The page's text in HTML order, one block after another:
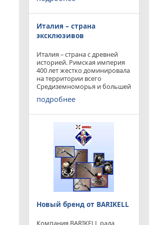
результатов и целей которые
перед собой ставили.
Италия – страна
эксклюзивов
Италия – страна с древней
историей. Римская империя
400 лет жестко доминировала
на территории всего
Средиземноморья и большей
частью Европы. Императоры
и правители аппенин
Каждый гражданин Земли
подробнее
Новый бренд от BARIKELL
Компания BARIKELL рада